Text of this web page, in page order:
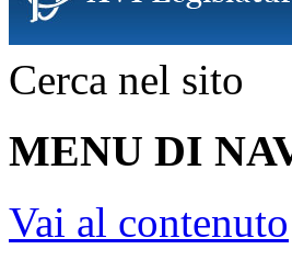
Cerca nel sito
MENU DI
Vai al contenuto